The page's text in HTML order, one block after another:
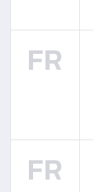
FR
FR